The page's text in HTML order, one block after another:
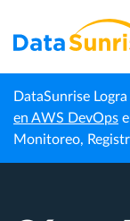
DataSunrise
en AWS DevOps
Monitoreo,
Inicio
Centro de
Conocimiento